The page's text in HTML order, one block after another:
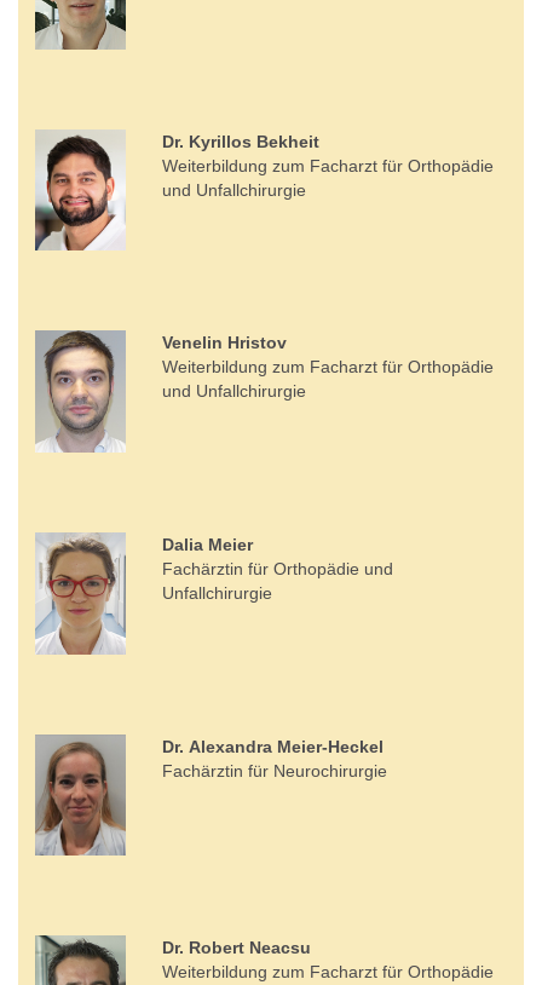
Dr. Kyrillos Bekheit
Weiterbildung zum Facharzt für Orthopädie
und Unfallchirurgie
Venelin Hristov
Weiterbildung zum ​​​​​​​Facharzt für Orthopädie
und Unfallchirurgie
Dalia Meier
Fachärztin für Orthopädie und
Unfallchirurgie
Dr. Alexandra Meier-Heckel
Fachärztin für Neurochirurgie
Dr. Robert Neacsu
Weiterbildung zum ​​​​​​​Facharzt für Orthopädie